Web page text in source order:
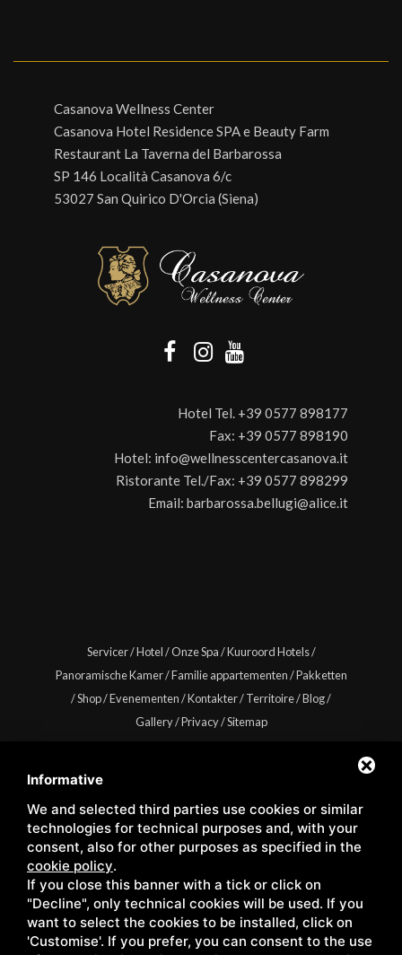
Informative
We and selected third parties use cookies or similar
technologies for technical purposes and, with your
consent, also for other purposes as specified in the
cookie policy.
If you close this banner with a tick or click on
"Decline", only technical cookies will be used. If you
want to select the cookies to be installed, click on
'Customise'. If you prefer, you can consent to the use
Casanova Wellness Center
Casanova Hotel Residence SPA e Beauty Farm
Restaurant La Taverna del Barbarossa
SP 146 Località Casanova 6/c
53027 San Quirico D'Orcia (Siena)
Hotel Tel. +39 0577 898177
Fax: +39 0577 898190
Hotel: info@wellnesscentercasanova.it
Ristorante Tel./Fax: +39 0577 898299
Email: barbarossa.bellugi@alice.it
Servicer/Hotel/Onze Spa/Kuuroord Hotels/
Panoramische Kamer/Familie appartementen/Pakketten
/Shop/Evenementen/Kontakter/Territoire/Blog/
Gallery/Privacy/Sitemap
Copyright © Wellness Center Casanova s.r.l. | S.S. 146
Località Casanova 6/c | 53027 San Quirico D'Orcia (Siena) |